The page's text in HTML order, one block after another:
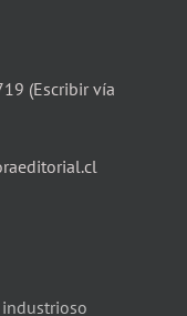
(Escribir vía
industrioso